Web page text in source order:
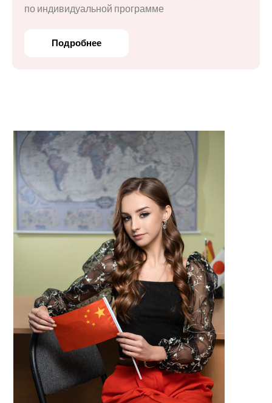
по индивидуальной программе
Подробнее